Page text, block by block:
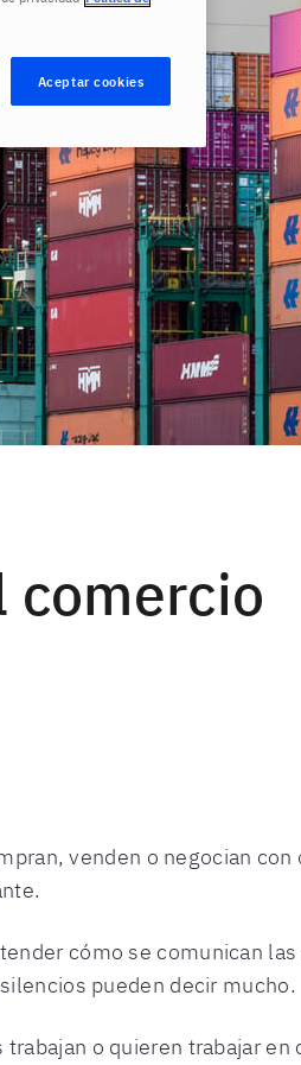
comercio
venden o negocian con
cómo se comunican
pueden decir mucho.
o quieren trabajar en
Aceptar cookies